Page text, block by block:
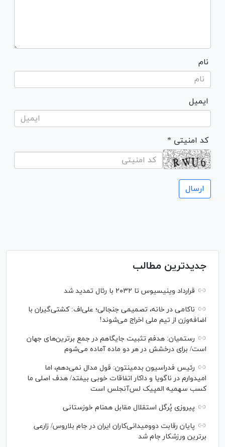
نام
ایمیل
* کد امنیتی
جدیدترین مطالب
قرارداد وینیسیوس تا ۲۰۳۲ با رئال‌ تمدید شد
ناکامی در خانه، تصمیمی جنجالی؛ علی‌اف: کشتی‌گیران با
اضافه‌وزن از تیم ملی اخراج می‌شوند!
رستمیان: هدفم تثبیت جایگاهم در جمع برترین‌های جهان
است/ برای درخشش در هر دو ماده آماده می‌شوم
رئیس فدراسیون بدمینتون: قول مدال نمی‌دهم، اما
امیدوارم در ناگویا و داکار اتفاقات خوبی بیفتد/ هدف اصلی ما
کسب سهمیه المپیک لس‌آنجلس است
پیروزی پُرگل استقلال مقابل همنام خوزستانی
پایان رقابت دوومیدانی‌کاران ایران در جام بلاروس/ زارعی
برترین ورزشکار جام شد